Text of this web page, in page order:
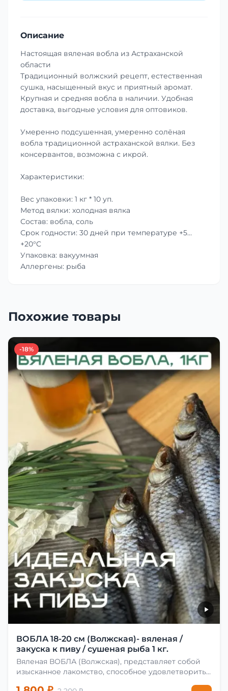
Описание
Настоящая вяленая вобла из Астраханской
области
Традиционный волжский рецепт, естественная
сушка, насыщенный вкус и приятный аромат.
Крупная и средняя вобла в наличии. Удобная
доставка, выгодные условия для оптовиков.
Умеренно подсушенная, умеренно солёная
вобла традиционной астраханской вялки. Без
консервантов, возможна с икрой.
Характеристики:
Вес упаковки: 1 кг * 10 уп.
Метод вялки: холодная вялка
Состав: вобла, соль
Срок годности: 30 дней при температуре +5…
+20°C
Упаковка: вакуумная
Аллергены: рыба
Похожие товары
-18%
ВОБЛА 18-20 см (Волжская)- вяленая /
закуска к пиву / сушеная рыба 1 кг.
Вяленая ВОБЛА (Волжская), представляет собой
изысканное лакомство, способное удовлетворить